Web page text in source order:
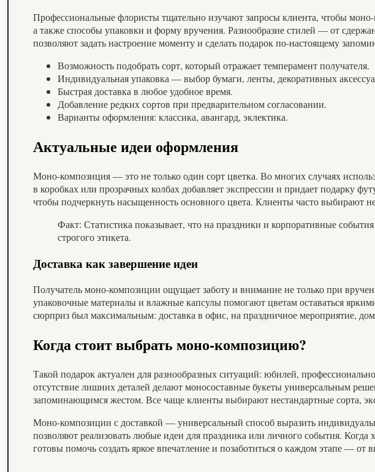
Профессиональные флористы тщательно изучают запросы клиента, чтобы
а также способы упаковки и форму вручения. Разнообразие стилей — от
позволяют задать настроение моменту и сделать подарок по-настоящему
Возможность подобрать сорт, который отражает темперамент получателя.
Индивидуальная упаковка — выбор бумаги, ленты, декоративных
Быстрая доставка в любое удобное время.
Добавление редких сортов при предварительном согласовании.
Варианты оформления: классика, авангард, эклектика.
Актуальные идеи оформления
Моно-композиция — это не только один сорт цветка. Во многих случаях
в коробках или прозрачных колбах добавляет экспрессии и придает подарку
чтобы подчеркнуть насыщенность основного цвета. Клиенты часто
Факт: Статистика показывает, что на праздники и корпоративные
строгого этикета.
Доставка как завершение идеи
Получатель моно-композиции ощущает заботу и внимание не только при
упаковочные материалы и влажные капсулы помогают цветам оставаться
сюрприз был максимальным: доставка в офис, на праздничное мероприятие,
Когда стоит выбрать моно-композицию?
Такой подарок актуален для разнообразных ситуаций: юбилей,
отсутствие лишних деталей делают моносоставные букеты универсальным
запоминающимся жестом. Все чаще клиенты выбирают нестандартные сорта,
Моно-композиции с доставкой — универсальный способ выразить
позволяют реализовать любые идеи для праздника или личного события. Когда
готовы помочь создать яркое впечатление и позаботиться о каждом этапе — от